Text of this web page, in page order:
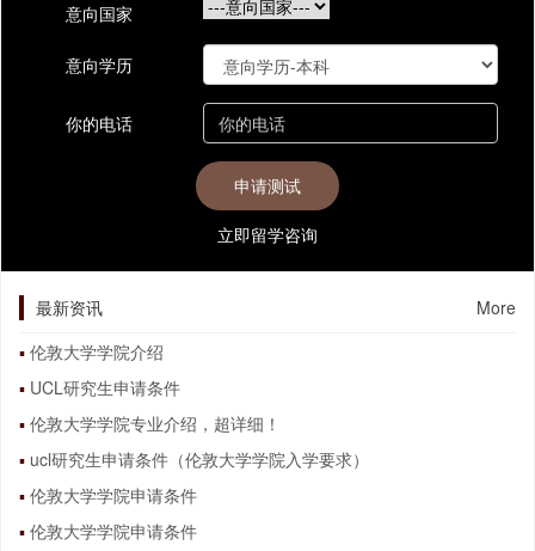
意向国家
意向学历
你的电话
立即留学咨询
最新资讯
More
伦敦大学学院介绍
UCL研究生申请条件
伦敦大学学院专业介绍，超详细！
ucl研究生申请条件（伦敦大学学院入学要求）
伦敦大学学院申请条件
伦敦大学学院申请条件